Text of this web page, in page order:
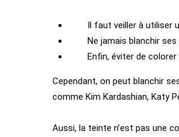
Il faut veiller à utiliser
Ne jamais blanchir ses
Enfin, éviter de colorer
Cependant, on peut blanchir
comme Kim Kardashian, Katy
Aussi, la teinte n’est pas une